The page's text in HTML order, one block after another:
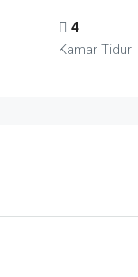
4
Kamar Tidur